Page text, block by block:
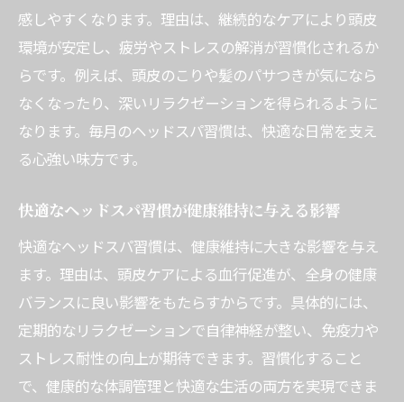
感しやすくなります。理由は、継続的なケアにより頭皮
環境が安定し、疲労やストレスの解消が習慣化されるか
らです。例えば、頭皮のこりや髪のパサつきが気になら
なくなったり、深いリラクゼーションを得られるように
なります。毎月のヘッドスパ習慣は、快適な日常を支え
る心強い味方です。
快適なヘッドスパ習慣が健康維持に与える影響
快適なヘッドスパ習慣は、健康維持に大きな影響を与え
ます。理由は、頭皮ケアによる血行促進が、全身の健康
バランスに良い影響をもたらすからです。具体的には、
定期的なリラクゼーションで自律神経が整い、免疫力や
ストレス耐性の向上が期待できます。習慣化すること
で、健康的な体調管理と快適な生活の両方を実現できま